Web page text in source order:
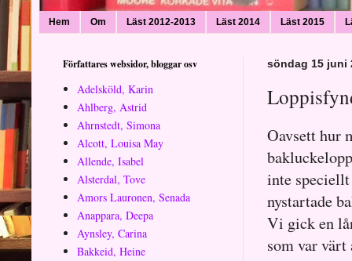
Hem Om Läst 2012-2013 Läst 2014 Läst 2015
söndag 15 juni
Oavsett hur
inte
nystartade
Vi gick en
som var värt
Författares websidor, bloggar osv
Adelsköld, Karin
Ahlberg, Astrid
Ahrnstedt, Simona
Alcott, Louisa May
Allende, Isabel
Alsterdal, Tove
Amors Lauronen, Senada
Anappara, Deepa
Aynsley, Carina
Bakkeid, Heine